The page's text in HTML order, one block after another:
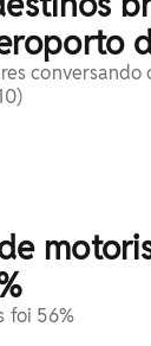
conversando
foi 56%